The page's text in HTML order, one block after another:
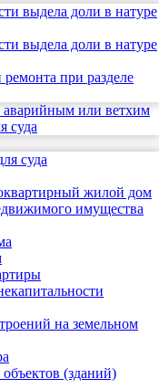
выдела доли в натуре
выдела доли в натуре
при разделе
аварийным или ветхим
суда
суда
жилой дом
имущества
на земельном
(зданий)